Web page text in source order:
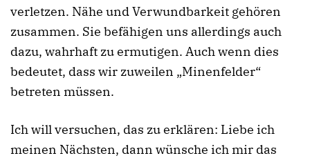
verletzen. Nähe und Verwundbarkeit gehören
zusammen. Sie befähigen uns allerdings auch
dazu, wahrhaft zu ermutigen. Auch wenn dies
bedeutet, dass wir zuweilen „Minenfelder“
betreten müssen.
Ich will versuchen, das zu erklären: Liebe ich
meinen Nächsten, dann wünsche ich mir das